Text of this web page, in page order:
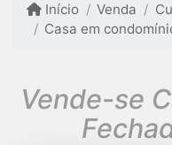
Início Venda
Casa em
Vende-se